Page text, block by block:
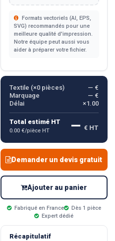
Formats vectoriels (AI, EPS,
SVG) recommandés pour une
meilleure qualité d'impression.
Notre équipe peut aussi vous
aider à préparer votre fichier.
Textile (×0pièces)
— €
Marquage
— €
Délai
×1.00
Total estimé HT
0.00 €/pièce HT — € HT
Demander un devis gratuit
Ajouter au panier
Fabriqué en France
Dès 1 pièce
Expert dédié
Récapitulatif